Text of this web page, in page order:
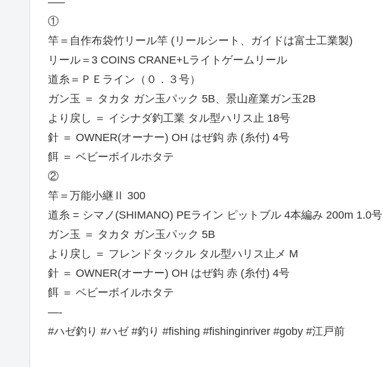
①
竿＝自作布袋竹リール竿 (リールシート、ガイドは富士工業製)
リール＝3 COINS CRANE+Lライトゲームリール
道糸＝ＰＥライン（０．３号）
ガン玉 ＝ タカタ ガン玉パック 5B、景山産業ガン玉2B
より戻し ＝ イシナダ釣工業 タル型ハリス止 18号
針 ＝ OWNER(オーナー) OH はぜ鈎 赤 (糸付) 4号
餌 ＝ ベビーボイルホタテ
②
竿＝万能小継Ⅱ 300
道糸 = シマノ(SHIMANO) PEライン ピットブル 4本編み 200m 1.0号
ガン玉 ＝ タカタ ガン玉パック 5B
より戻し ＝ フレンドタックル タル型ハリス止メ M
針 ＝ OWNER(オーナー) OH はぜ鈎 赤 (糸付) 4号
餌 ＝ ベビーボイルホタテ
—-
#ハゼ釣り #ハゼ #釣り #fishing #fishinginriver #goby #江戸前